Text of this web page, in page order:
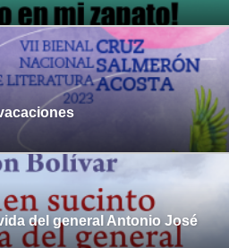
del general Antonio José